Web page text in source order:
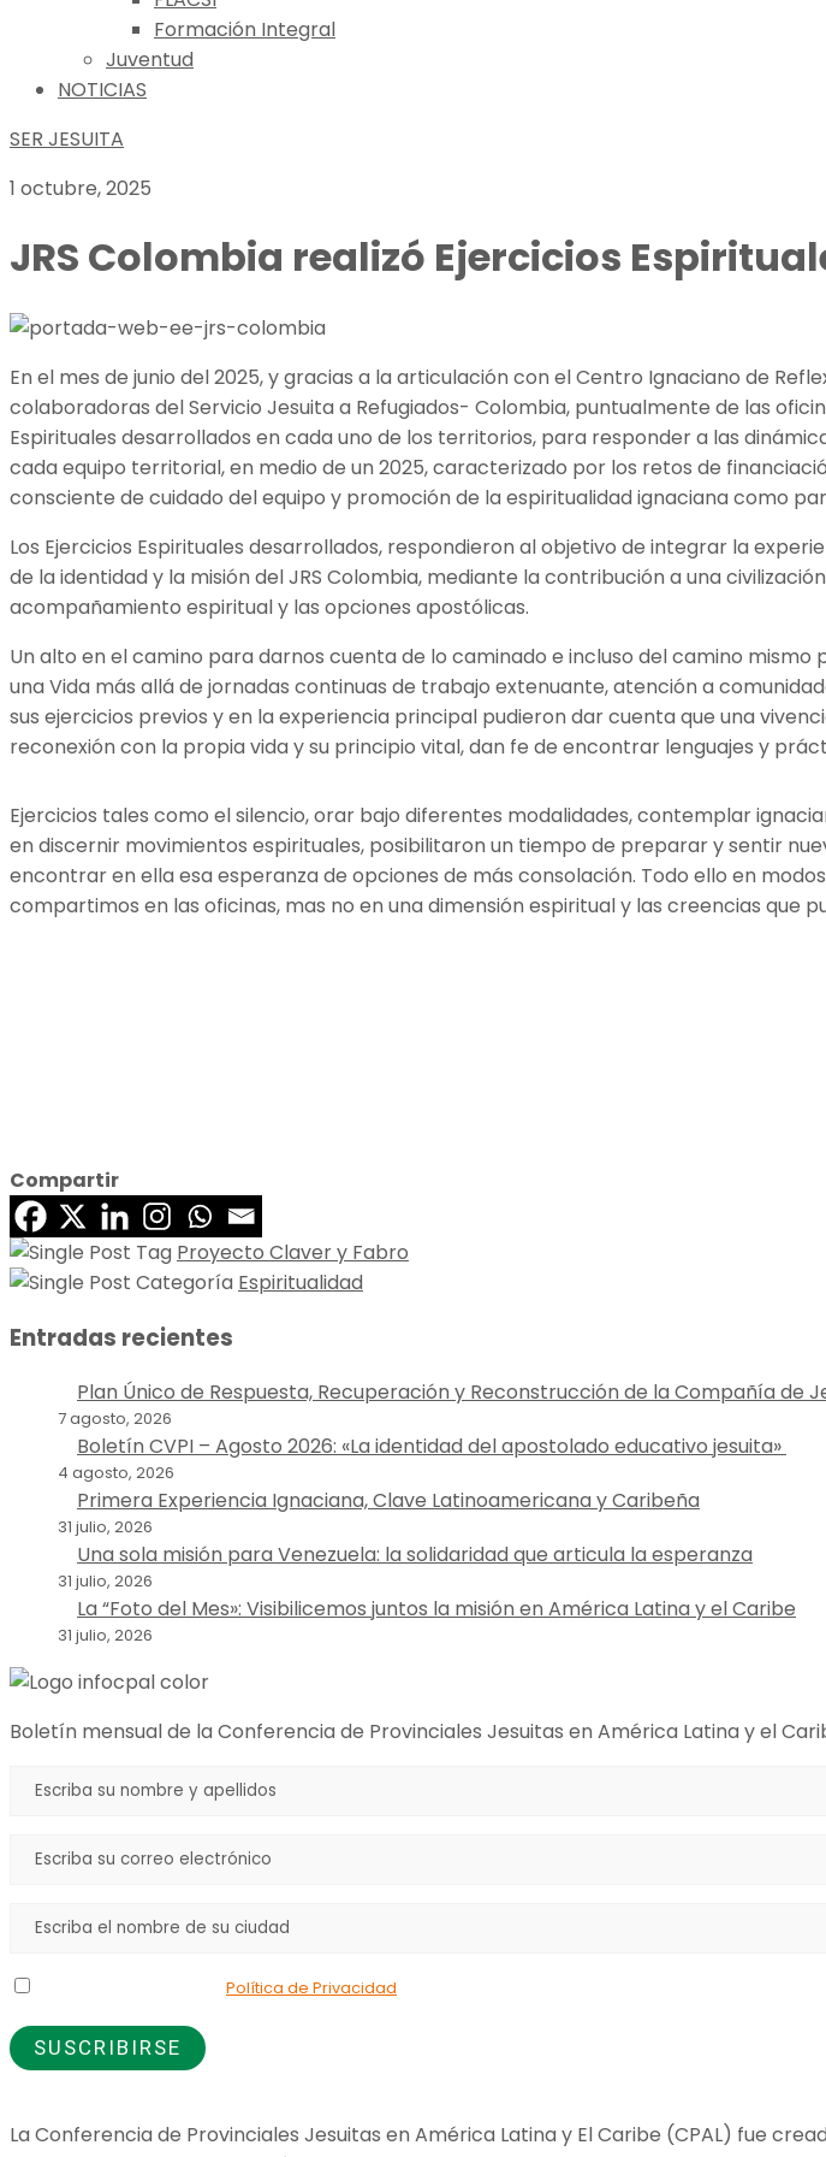
Formación Integral
Juventud
NOTICIAS
SER JESUITA
1 octubre, 2025
JRS Colombia realizó Ejercicios
En el mes de junio del 2025, y gracias a la articulación con el Centro Ignaciano de
colaboradoras del Servicio Jesuita a Refugiados- Colombia, puntualmente de las
Espirituales desarrollados en cada uno de los territorios, para responder a las
cada equipo territorial, en medio de un 2025, caracterizado por los retos de
consciente de cuidado del equipo y promoción de la espiritualidad ignaciana como
Los Ejercicios Espirituales desarrollados, respondieron al objetivo de integrar la
de la identidad y la misión del JRS Colombia, mediante la contribución a una
acompañamiento espiritual y las opciones apostólicas.
Un alto en el camino para darnos cuenta de lo caminado e incluso del camino
una Vida más allá de jornadas continuas de trabajo extenuante, atención a
sus ejercicios previos y en la experiencia principal pudieron dar cuenta que una
reconexión con la propia vida y su principio vital, dan fe de encontrar lenguajes y
Ejercicios tales como el silencio, orar bajo diferentes modalidades, contemplar
en discernir movimientos espirituales, posibilitaron un tiempo de preparar y sentir
encontrar en ella esa esperanza de opciones de más consolación. Todo ello en
compartimos en las oficinas, mas no en una dimensión espiritual y las creencias que
Compartir
Proyecto Claver y Fabro
Espiritualidad
Entradas recientes
Plan Único de Respuesta, Recuperación y Reconstrucción de la Compañía de
7 agosto, 2026
Boletín CVPI – Agosto 2026: «La identidad del apostolado educativo jesuita»
4 agosto, 2026
Primera Experiencia Ignaciana, Clave Latinoamericana y Caribeña
31 julio, 2026
Una sola misión para Venezuela: la solidaridad que articula la esperanza
31 julio, 2026
La “Foto del Mes»: Visibilicemos juntos la misión en América Latina y el Caribe
31 julio, 2026
Boletín mensual de la Conferencia de Provinciales Jesuitas en América Latina y el
Política de Privacidad
La Conferencia de Provinciales Jesuitas en América Latina y El Caribe (CPAL) fue